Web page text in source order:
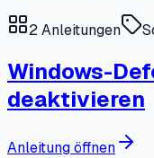
2Anleitungen
Windows-
deaktivieren
Anleitung öffnen